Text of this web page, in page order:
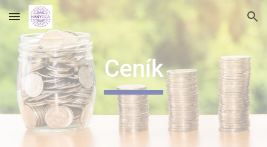
Skip to main content Skip to navigation
Ceník